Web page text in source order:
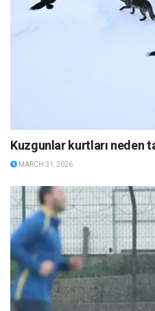
Kuzgunlar kurtları neden
MARCH 31, 2026